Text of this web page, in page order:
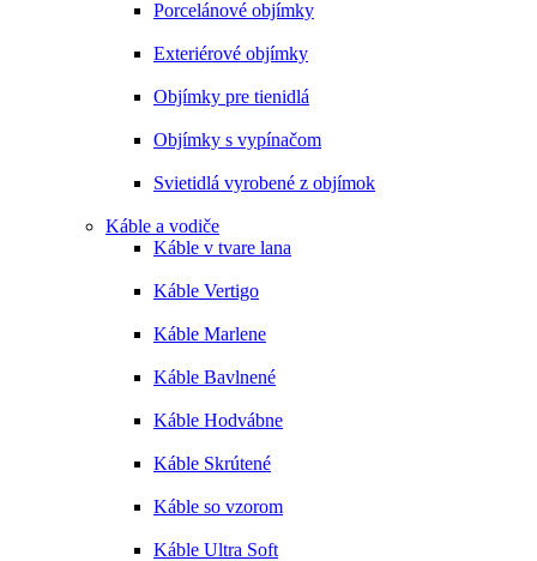
Porcelánové objímky
Exteriérové objímky
Objímky pre tienidlá
Objímky s vypínačom
Svietidlá vyrobené z objímok
Káble a vodiče
Káble v tvare lana
Káble Vertigo
Káble Marlene
Káble Bavlnené
Káble Hodvábne
Káble Skrútené
Káble so vzorom
Káble Ultra Soft